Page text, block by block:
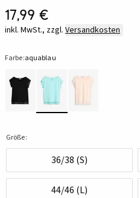
17,99 €
inkl. MwSt., zzgl. Versandkosten
Farbe:aquablau
Größe:
36/38 (S)
44/46 (L)